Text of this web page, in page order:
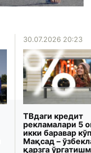
30.07.2026 20:23
ТВдаги кредит
рекламалари 5
икки баравар
Мақсад –
қарзга